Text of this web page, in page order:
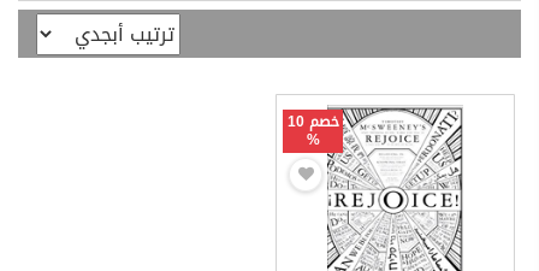
خصم 10
%